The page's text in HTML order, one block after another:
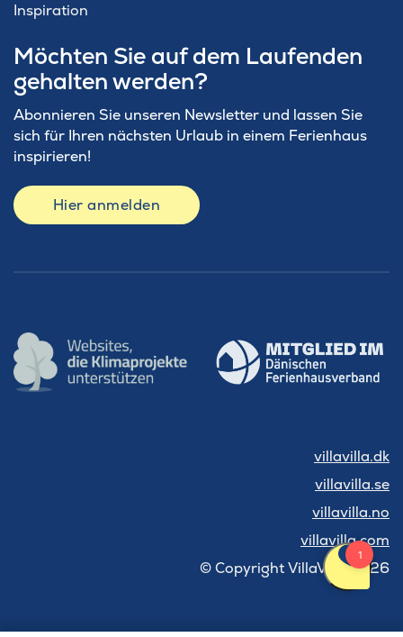
Inspiration
Möchten Sie auf dem Laufenden
gehalten werden?
Abonnieren Sie unseren Newsletter und lassen Sie
sich für Ihren nächsten Urlaub in einem Ferienhaus
inspirieren!
Hier anmelden
villavilla.dk
villavilla.se
villavilla.no
villavilla.com
© Copyright VillaVilla 2026